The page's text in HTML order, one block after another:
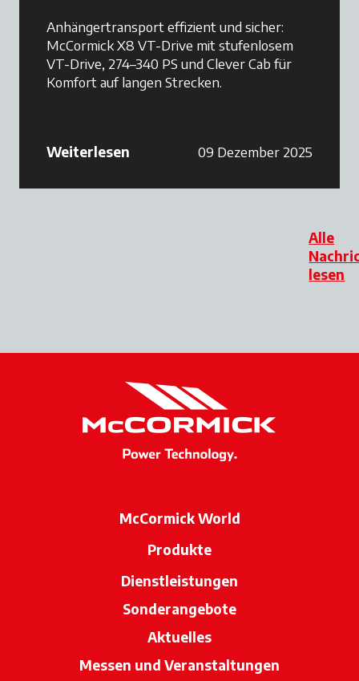
Anhängertransport effizient und sicher:
McCormick X8 VT-Drive mit stufenlosem
VT-Drive, 274–340 PS und Clever Cab für
Komfort auf langen Strecken.
Weiterlesen 09 Dezember 2025
Alle
lesen
McCormick World
Produkte
Dienstleistungen
Sonderangebote
Aktuelles
Messen und Veranstaltungen